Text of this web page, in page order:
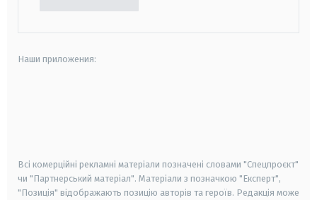
Наши приложения:
Всі комерційні рекламні матеріали позначені словами "Спецпроєкт"
чи "Партнерський матеріал". Матеріали з позначкою "Експерт",
"Позиція" відображають позицію авторів та героїв. Редакція може